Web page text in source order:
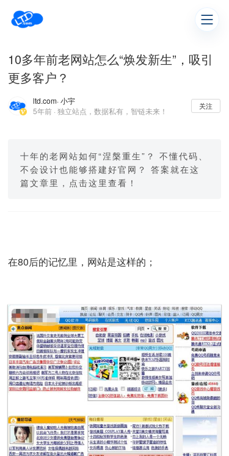
10多年前老网站怎么“焕发新生”，吸引
更多客户？
ltd.com· 小宇
5年前 · 独立站点，数据私有，智链未来！
关注
十年的老网站如何“涅槃重生”？ 不懂代码、
不会设计也能够搭建好官网？ 答案就在这
篇文章里，点击这里查看！
在80后的记忆里，网站是这样的；